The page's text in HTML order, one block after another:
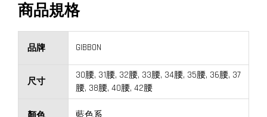
商品規格
品牌 GIBBON
尺寸
30腰, 31腰, 32腰, 33腰, 34腰, 35腰, 36腰, 37
腰, 38腰, 40腰, 42腰